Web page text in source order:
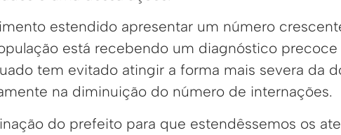
estendido apresentar um número
está recebendo um diagnóstico
tem evitado atingir a forma mais severa da
na diminuição do número de internações.
do prefeito para que estendêssemos os